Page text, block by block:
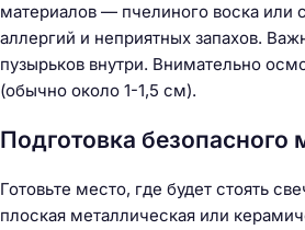
материалов — пчелиного воска или
аллергий и неприятных запахов.
пузырьков внутри. Внимательно
(обычно около 1-1,5 см).
Подготовка безопасного
Готовьте место, где будет стоять
плоская металлическая или